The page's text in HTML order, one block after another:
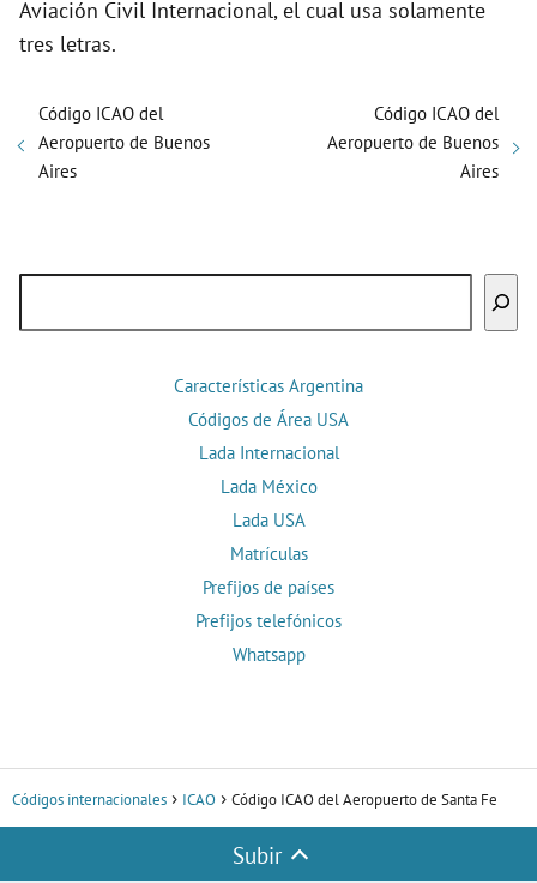
Aviación Civil Internacional, el cual usa solamente
tres letras.
Código ICAO del
Aeropuerto de Buenos
Aires
Código ICAO del
Aeropuerto de Buenos
Aires
Características Argentina
Códigos de Área USA
Lada Internacional
Lada México
Lada USA
Matrículas
Prefijos de países
Prefijos telefónicos
Whatsapp
Códigos internacionales ICAO Código ICAO del Aeropuerto de Santa Fe
Subir